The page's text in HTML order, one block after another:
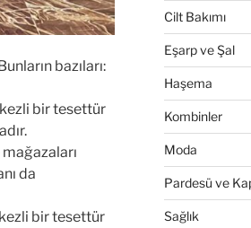
bazıları:
bir tesettür
da
bir tesettür
Cilt Bakımı
Eşarp ve Şal
Haşema
Kombinler
Moda
Pardesü ve
Sağlık